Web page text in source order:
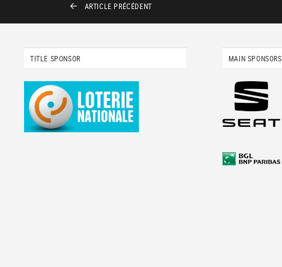
ARTICLE PRÉCÉDENT
TITLE SPONSOR MAIN SPONSORS